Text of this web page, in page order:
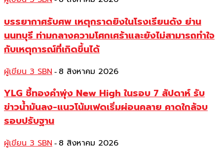
บรรยากาศรับศพ เหตุกราดยิงในโรงเรียนดัง ย่าน
นนทบุรี ท่ามกลางความโศกเศร้าและยังไม่สามารถทำใจ
กับเหตุการณ์ที่เกิดขึ้นได้
ผู้เขียน 3 SBN - 8 สิงหาคม 2026
YLG ชี้ทองคำพุ่ง New High ในรอบ 7 สัปดาห์ รับ
ข่าวน้ำมันลง-แนวโน้มเฟดเริ่มผ่อนคลาย คาดใกล้จบ
รอบปรับฐาน
ผู้เขียน 3 SBN - 8 สิงหาคม 2026